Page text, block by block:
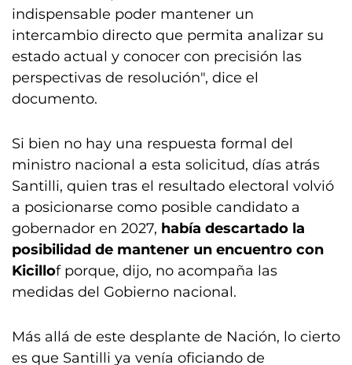
indispensable poder mantener un
intercambio directo que permita analizar su
estado actual y conocer con precisión las
perspectivas de resolución", dice el
documento.
Si bien no hay una respuesta formal del
ministro nacional a esta solicitud, días atrás
Santilli, quien tras el resultado electoral volvió
a posicionarse como posible candidato a
gobernador en 2027, había descartado la
posibilidad de mantener un encuentro con
Kicillof porque, dijo, no acompaña las
medidas del Gobierno nacional.
Más allá de este desplante de Nación, lo cierto
es que Santilli ya venía oficiando de